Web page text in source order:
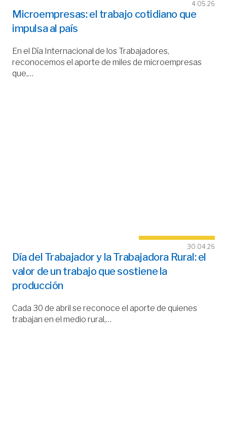
4.05.26
Microempresas: el trabajo cotidiano que
impulsa al país
En el Día Internacional de los Trabajadores,
reconocemos el aporte de miles de microempresas
que,…
30.04.26
Día del Trabajador y la Trabajadora Rural: el
valor de un trabajo que sostiene la
producción
Cada 30 de abril se reconoce el aporte de quienes
trabajan en el medio rural,…